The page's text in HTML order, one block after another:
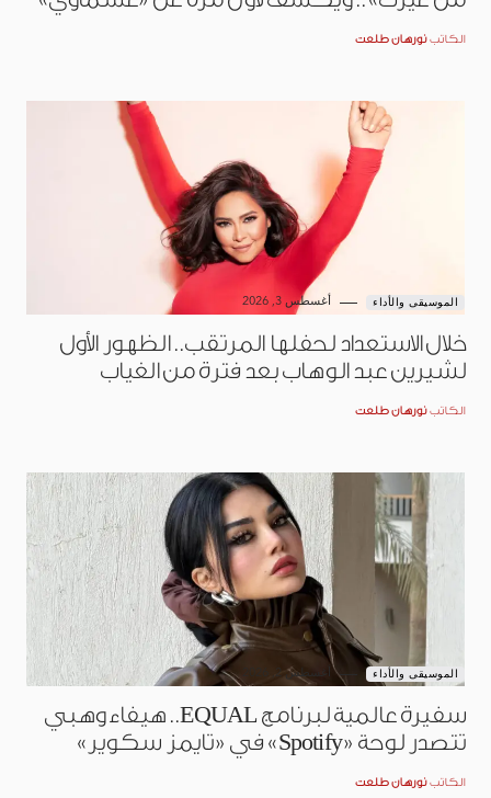
الكاتب نورهان طلعت
الموسيقى والأداء أغسطس 3, 2026
خلال الاستعداد لحفلها المرتقب.. الظهور الأول
لشيرين عبد الوهاب بعد فترة من الغياب
الكاتب نورهان طلعت
الموسيقى والأداء أغسطس 2, 2026
سفيرة عالمية لبرنامج EQUAL.. هيفاء وهبي
تتصدر لوحة «Spotify» في «تايمز سكوير»
الكاتب نورهان طلعت